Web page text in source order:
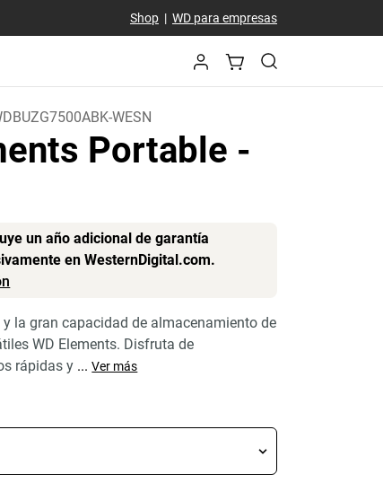
Shop| WD para empresas
WESN
Portable -
un año adicional de garantía
en WesternDigital.com.
la gran capacidad de almacenamiento de
WD Elements. Disfruta de
rápidas y ... Ver más